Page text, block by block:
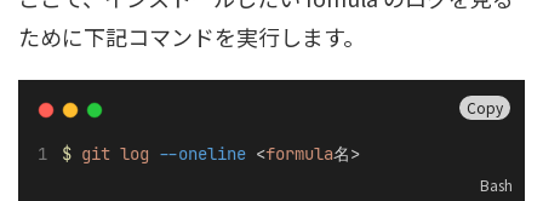
ために下記コマンドを実行します。
Copy
$ git log --oneline <formula名>
Bash